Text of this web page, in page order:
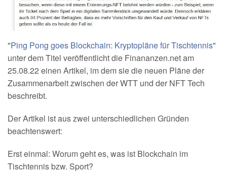
"Ping Pong goes Blockchain: Kryptopläne für Tischtennis"
unter dem Titel veröffentlicht die Finananzen.net am
25.08.22 einen Artikel, im dem sie die neuen Pläne der
Zusammenarbeit zwischen der WTT und der NFT Tech
beschreibt.
Der Artikel ist aus zwei unterschiedlichen Gründen
beachtenswert:
Erst einmal: Worum geht es, was ist Blockchain im
Tischtennis bzw. Sport?